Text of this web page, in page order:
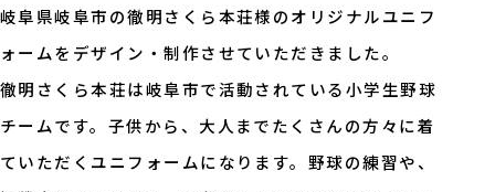
岐阜県岐阜市の徹明さくら本荘様のオリジナルユニフ
ォームをデザイン・制作させていただきました。
徹明さくら本荘は岐阜市で活動されている小学生野球
チームです。子供から、大人までたくさんの方々に着
ていただくユニフォームになります。野球の練習や、